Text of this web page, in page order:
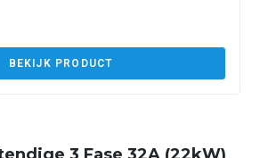
BEKIJK PRODUCT